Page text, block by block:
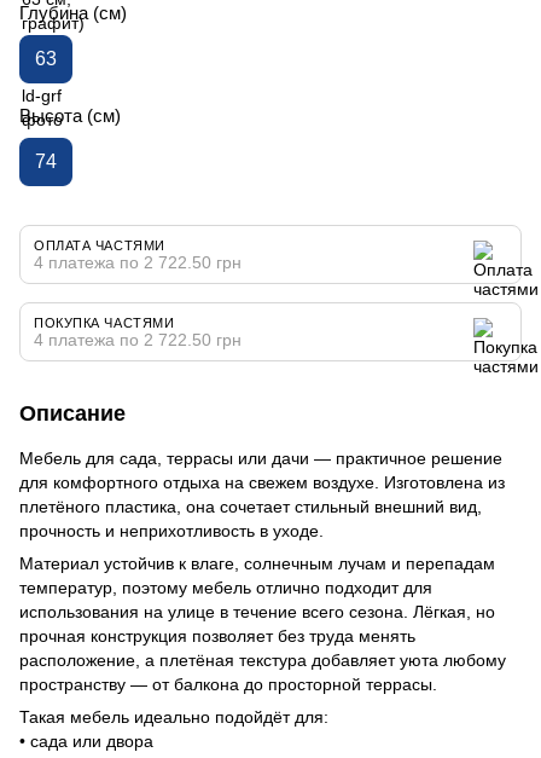
Глубина (см)
63
Высота (см)
74
ОПЛАТА ЧАСТЯМИ
4 платежа по 2 722.50 грн
ПОКУПКА ЧАСТЯМИ
4 платежа по 2 722.50 грн
Описание
Мебель для сада, террасы или дачи — практичное решение
для комфортного отдыха на свежем воздухе. Изготовлена из
плетёного пластика, она сочетает стильный внешний вид,
прочность и неприхотливость в уходе.
Материал устойчив к влаге, солнечным лучам и перепадам
температур, поэтому мебель отлично подходит для
использования на улице в течение всего сезона. Лёгкая, но
прочная конструкция позволяет без труда менять
расположение, а плетёная текстура добавляет уюта любому
пространству — от балкона до просторной террасы.
Такая мебель идеально подойдёт для:
• сада или двора